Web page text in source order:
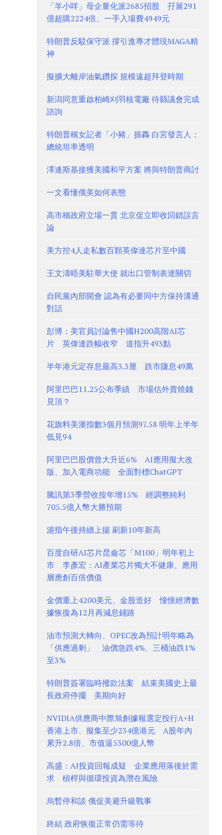
「羊小咩」母企量化派2685招股 孖展291
億超購2224倍、一手入場費4949元
特朗普反駁保守派 撐引進專才體現MAGA精
神
擬擴大離岸油氣鑽探 規模遠超拜登時期
新潟同意重啟柏崎刈羽核電廠 待縣議會完成
諮詢
特朗普稱女記者「小豬」捱轟 白宮發言人：
總統坦率透明
澤連斯基接獲美國和平方案 將與特朗普商討
一文看懂俄美如何表態
高市稱政府立場一貫 北京促立即收回錯誤言
論
美方控4人走私數百顆英偉達芯片至中國
王文濤晤美駐華大使 就出口管制表達關切
自民黨內部開會 認為有必要同中方保持溝通
對話
彭博：美官員討論售中國H200高階AI芯
片 英偉達跌幅收窄 道指升493點
半年港元定存息最高3.3厘 跌市賺息49萬
阿里巴巴11.25公布季績 市場估外賣燒錢
見頂？
花旗料美滙指數3個月預測97.58 明年上半年
低見94
阿里巴巴股價曾大升近6% AI應用擬大改
版、加入電商功能 全面對標ChatGPT
騰訊第3季營收按年增15% 經調整純利
705.5億人幣大勝預期
滬指午後持續上揚 刷新10年新高
百度自研AI芯片昆侖芯「M100」明年初上
市 李彥宏：AI產業芯片獨大不健康、應用
層應創百倍價值
金價重上4200美元、金股造好 憧憬經濟數
據恢復為12月再減息鋪路
油市預測大轉向、OPEC改為預計明年略為
「供應過剩」 油價急跌4%、三桶油跌1%
至3%
特朗普簽署臨時撥款法案 結束美國史上最
長政府停擺 美期向好
NVIDIA供應商中際旭創據報選定投行A+H
香港上市、擬集至少234億港元 A股年內
累升2.8倍、市值逼5300億人幣
高盛：AI投資回報成疑 企業應用落後於需
求 槓桿與循環投資為潛在風險
烏暫停和談 俄促美避升級戰事
終結 政府恢復正常仍需等待